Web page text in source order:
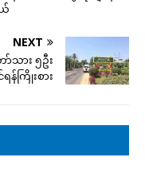
NEXT
သား ၅ဦး
န်ကြိုးစား